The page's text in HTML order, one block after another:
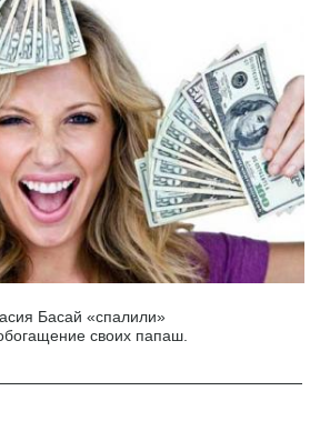
Басай «спалили»
своих папаш.